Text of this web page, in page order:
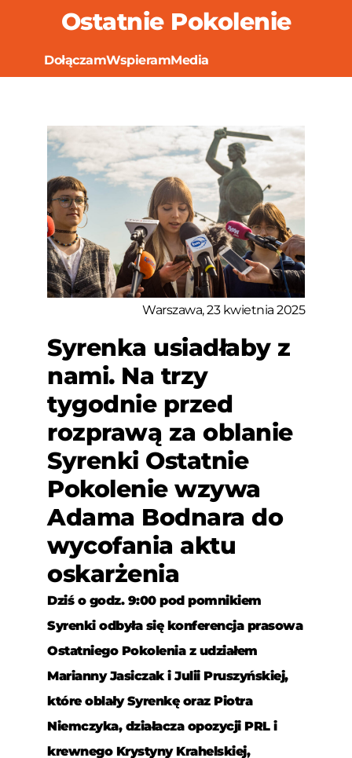
Ostatnie Pokolenie
DołączamWspieramMedia
Warszawa, 23 kwietnia 2025
Syrenka usiadłaby z
nami. Na trzy
tygodnie przed
rozprawą za oblanie
Syrenki Ostatnie
Pokolenie wzywa
Adama Bodnara do
wycofania aktu
oskarżenia
Dziś o godz. 9:00 pod pomnikiem
Syrenki odbyła się konferencja prasowa
Ostatniego Pokolenia z udziałem
Marianny Jasiczak i Julii Pruszyńskiej,
które oblały Syrenkę oraz Piotra
Niemczyka, działacza opozycji PRL i
krewnego Krystyny Krahelskiej,